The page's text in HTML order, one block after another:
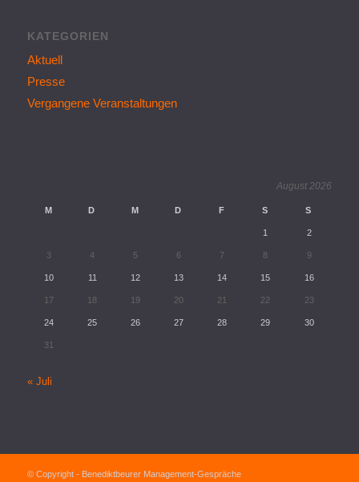
KATEGORIEN
Aktuell
Presse
Vergangene Veranstaltungen
August 2026
M D M D F S S
1 2
3 4 5 6 7 8 9
10 11 12 13 14 15 16
17 18 19 20 21 22 23
24 25 26 27 28 29 30
31
« Juli
© Copyright - Benediktbeurer Management-Gespräche